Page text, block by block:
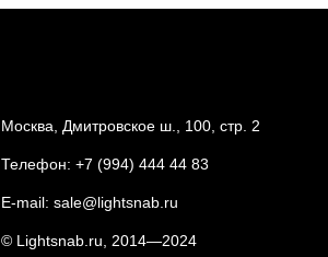
Москва, Дмитровское ш., 100, стр. 2
Телефон: +7 (994) 444 44 83
E-mail: sale@lightsnab.ru
© Lightsnab.ru, 2014—2024